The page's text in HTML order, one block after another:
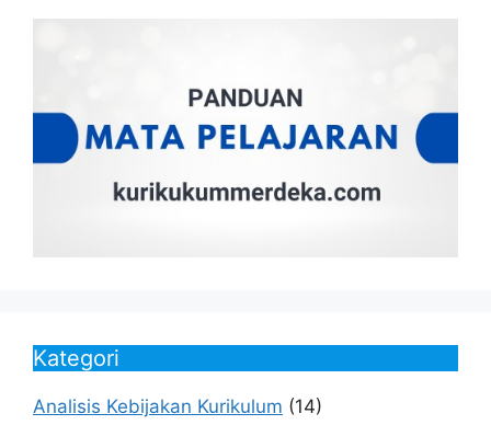
Kategori
Analisis Kebijakan Kurikulum (14)